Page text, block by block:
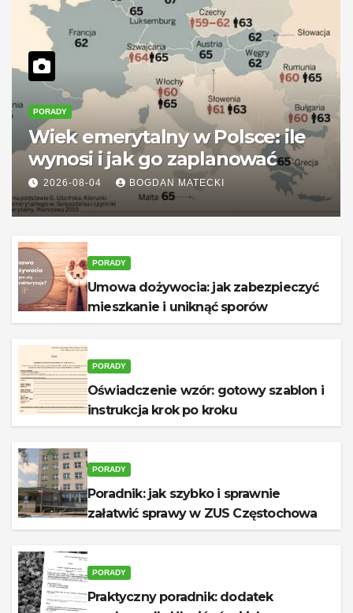
PORADY
Wiek emerytalny w Polsce: ile
wynosi i jak go zaplanować
2026-08-04 BOGDAN MATECKI
PORADY
Umowa dożywocia: jak zabezpieczyć
mieszkanie i uniknąć sporów
PORADY
Oświadczenie wzór: gotowy szablon i
instrukcja krok po kroku
PORADY
Poradnik: jak szybko i sprawnie
załatwić sprawy w ZUS Częstochowa
PORADY
Praktyczny poradnik: dodatek